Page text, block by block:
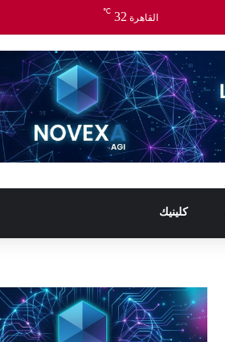
القاهرة 32
℃
كلينيك